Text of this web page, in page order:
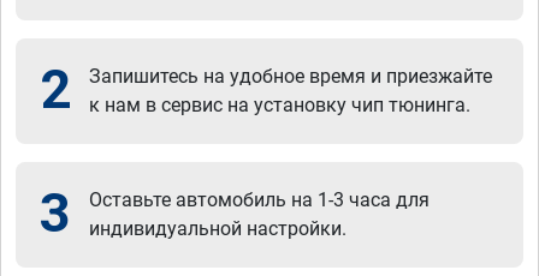
2
Запишитесь на удобное время и приезжайте
к нам в сервис на установку чип тюнинга.
3
Оставьте автомобиль на 1-3 часа для
индивидуальной настройки.